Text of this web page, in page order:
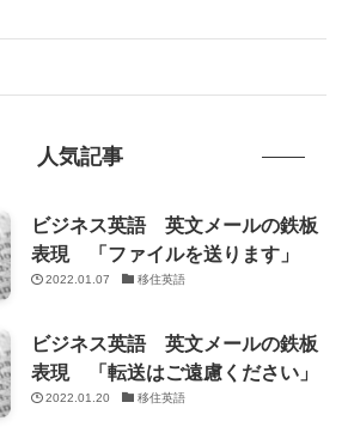
人気記事
ビジネス英語 英文メールの鉄板
表現 「ファイルを送ります」
2022.01.07 移住英語
ビジネス英語 英文メールの鉄板
表現 「転送はご遠慮ください」
2022.01.20 移住英語